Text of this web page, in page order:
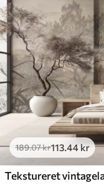
189.07kr113 .44 kr